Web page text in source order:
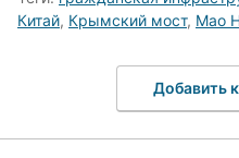
Китай, Крымский мост, Мао
Добавить